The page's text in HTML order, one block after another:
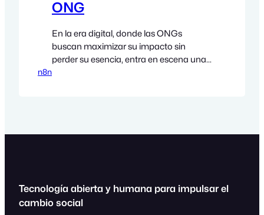
ONG
En la era digital, donde las ONGs
buscan maximizar su impacto sin
perder su esencia, entra en escena una
propósito. ¿Qué es n8n y…
n8n
Tecnología abierta y humana para impulsar el
cambio social